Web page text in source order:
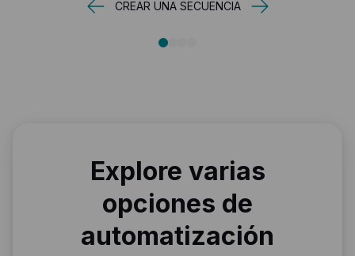
CREAR UNA SECUENCIA
Explore varias
opciones de
automatización